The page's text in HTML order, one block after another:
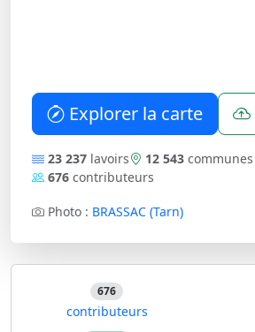
Explorer la carte
23 237 lavoirs 12 543 communes
676 contributeurs
Photo : BRASSAC (Tarn)
676
contributeurs